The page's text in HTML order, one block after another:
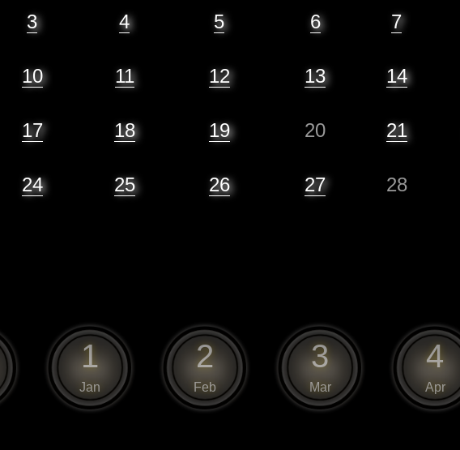
3 4 5 6 7
10 11 12 13 14
17 18 19 20 21
24 25 26 27 28
1
Jan
2
Feb
3
Mar
4
Apr